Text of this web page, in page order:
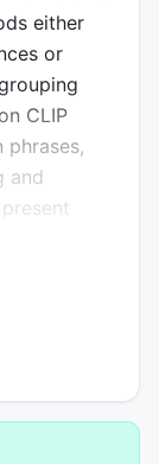
either
or
CLIP
phrases,
and